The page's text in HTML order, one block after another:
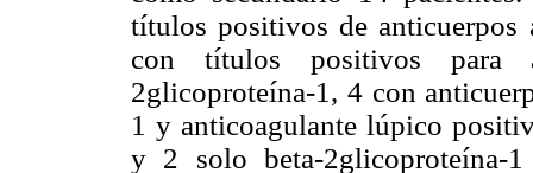
títulos positivos de anticuerpos
con títulos positivos para
2glicoproteína-1, 4 con
1 y anticoagulante lúpico
y 2 solo beta-2glicoproteína-